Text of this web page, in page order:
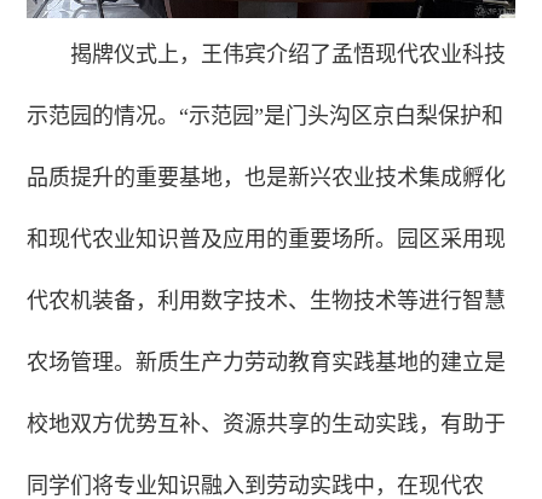
揭牌仪式上，王伟宾介绍了孟悟现代农业科技
示范园的情况。“示范园”是门头沟区京白梨保护和
品质提升的重要基地，也是新兴农业技术集成孵化
和现代农业知识普及应用的重要场所。园区采用现
代农机装备，利用数字技术、生物技术等进行智慧
农场管理。新质生产力劳动教育实践基地的建立是
校地双方优势互补、资源共享的生动实践，有助于
同学们将专业知识融入到劳动实践中，在现代农